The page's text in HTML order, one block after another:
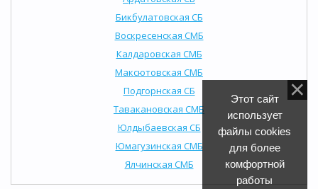
Бикбулатовская СБ
Воскресенская СМБ
Калдаровская СМБ
Максютовская СМБ
Подгорнская СБ
Тавакановская СМБ
Юлдыбаевская СБ
Юмагузинская СМБ
Ялчинская СМБ
Этот сайт
использует
файлы cookies
для более
комфортной
работы